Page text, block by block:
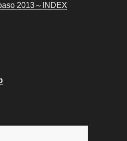
2013～INDEX